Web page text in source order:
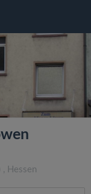
, Hessen